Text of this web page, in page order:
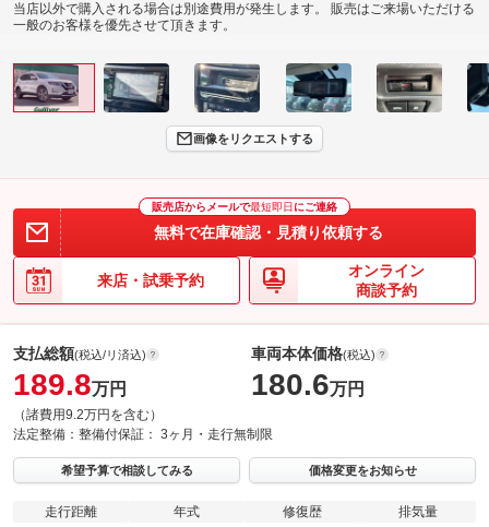
当店以外で購入される場合は別途費用が発生します。 販売はご来場いただける
一般のお客様を優先させて頂きます。
画像をリクエストする
販売店からメールで最短即日 にご連絡
無料で在庫確認・見積り依頼する
来店・試乗予約
オンライン
商談予約
支払総額(税込/リ済込)
189.8万円
（諸費用9.2万円を含む）
車両本体価格(税込)
180.6万円
法定整備： 整備付保証： 3ヶ月・走行無制限
希望予算で相談してみる 価格変更をお知らせ
走行距離 年式 修復歴 排気量